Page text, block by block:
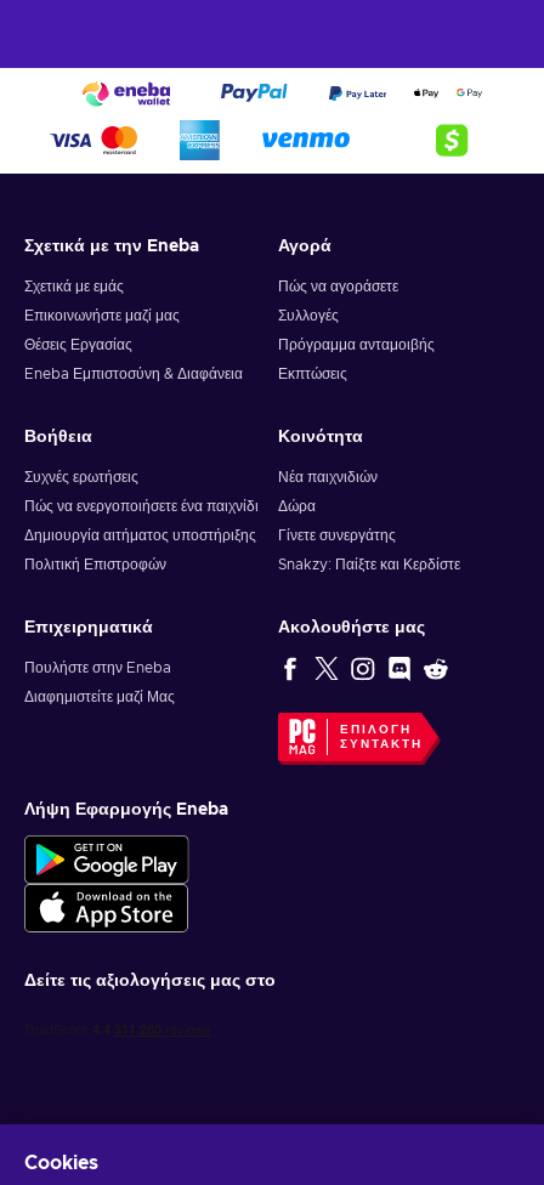
Σχετικά με την Eneba
Σχετικά με εμάς
Επικοινωνήστε μαζί μας
Θέσεις Εργασίας
Eneba Εμπιστοσύνη & Διαφάνεια
Αγορά
Πώς να αγοράσετε
Συλλογές
Πρόγραμμα ανταμοιβής
Εκπτώσεις
Βοήθεια
Συχνές ερωτήσεις
Πώς να ενεργοποιήσετε ένα παιχνίδι
Δημιουργία αιτήματος υποστήριξης
Πολιτική Επιστροφών
Κοινότητα
Νέα παιχνιδιών
Δώρα
Γίνετε συνεργάτης
Snakzy: Παίξτε και Κερδίστε
Επιχειρηματικά
Πουλήστε στην Eneba
Διαφημιστείτε μαζί Μας
Ακολουθήστε μας
ΕΠΙΛΟΓΉ
ΣΥΝΤΆΚΤΗ
Λήψη Εφαρμογής Eneba
Δείτε τις αξιολογήσεις μας στο
Cookies